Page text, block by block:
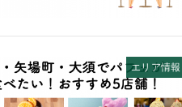
エリア情報